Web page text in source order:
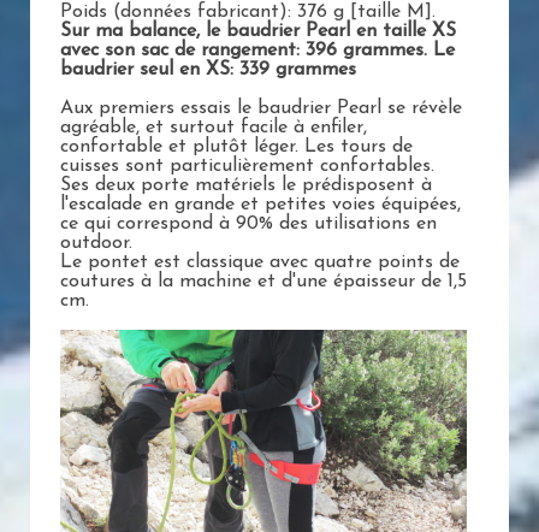
Poids (données fabricant): 376 g [taille M].
Sur ma balance, le baudrier Pearl en taille XS
avec son sac de rangement: 396 grammes. Le
baudrier seul en XS: 339 grammes
Aux premiers essais le baudrier Pearl se révèle
agréable, et surtout facile à enfiler,
confortable et plutôt léger. Les tours de
cuisses sont particulièrement confortables.
Ses deux porte matériels le prédisposent à
l'escalade en grande et petites voies équipées,
ce qui correspond à 90% des utilisations en
outdoor.
Le pontet est classique avec quatre points de
coutures à la machine et d'une épaisseur de 1,5
cm.